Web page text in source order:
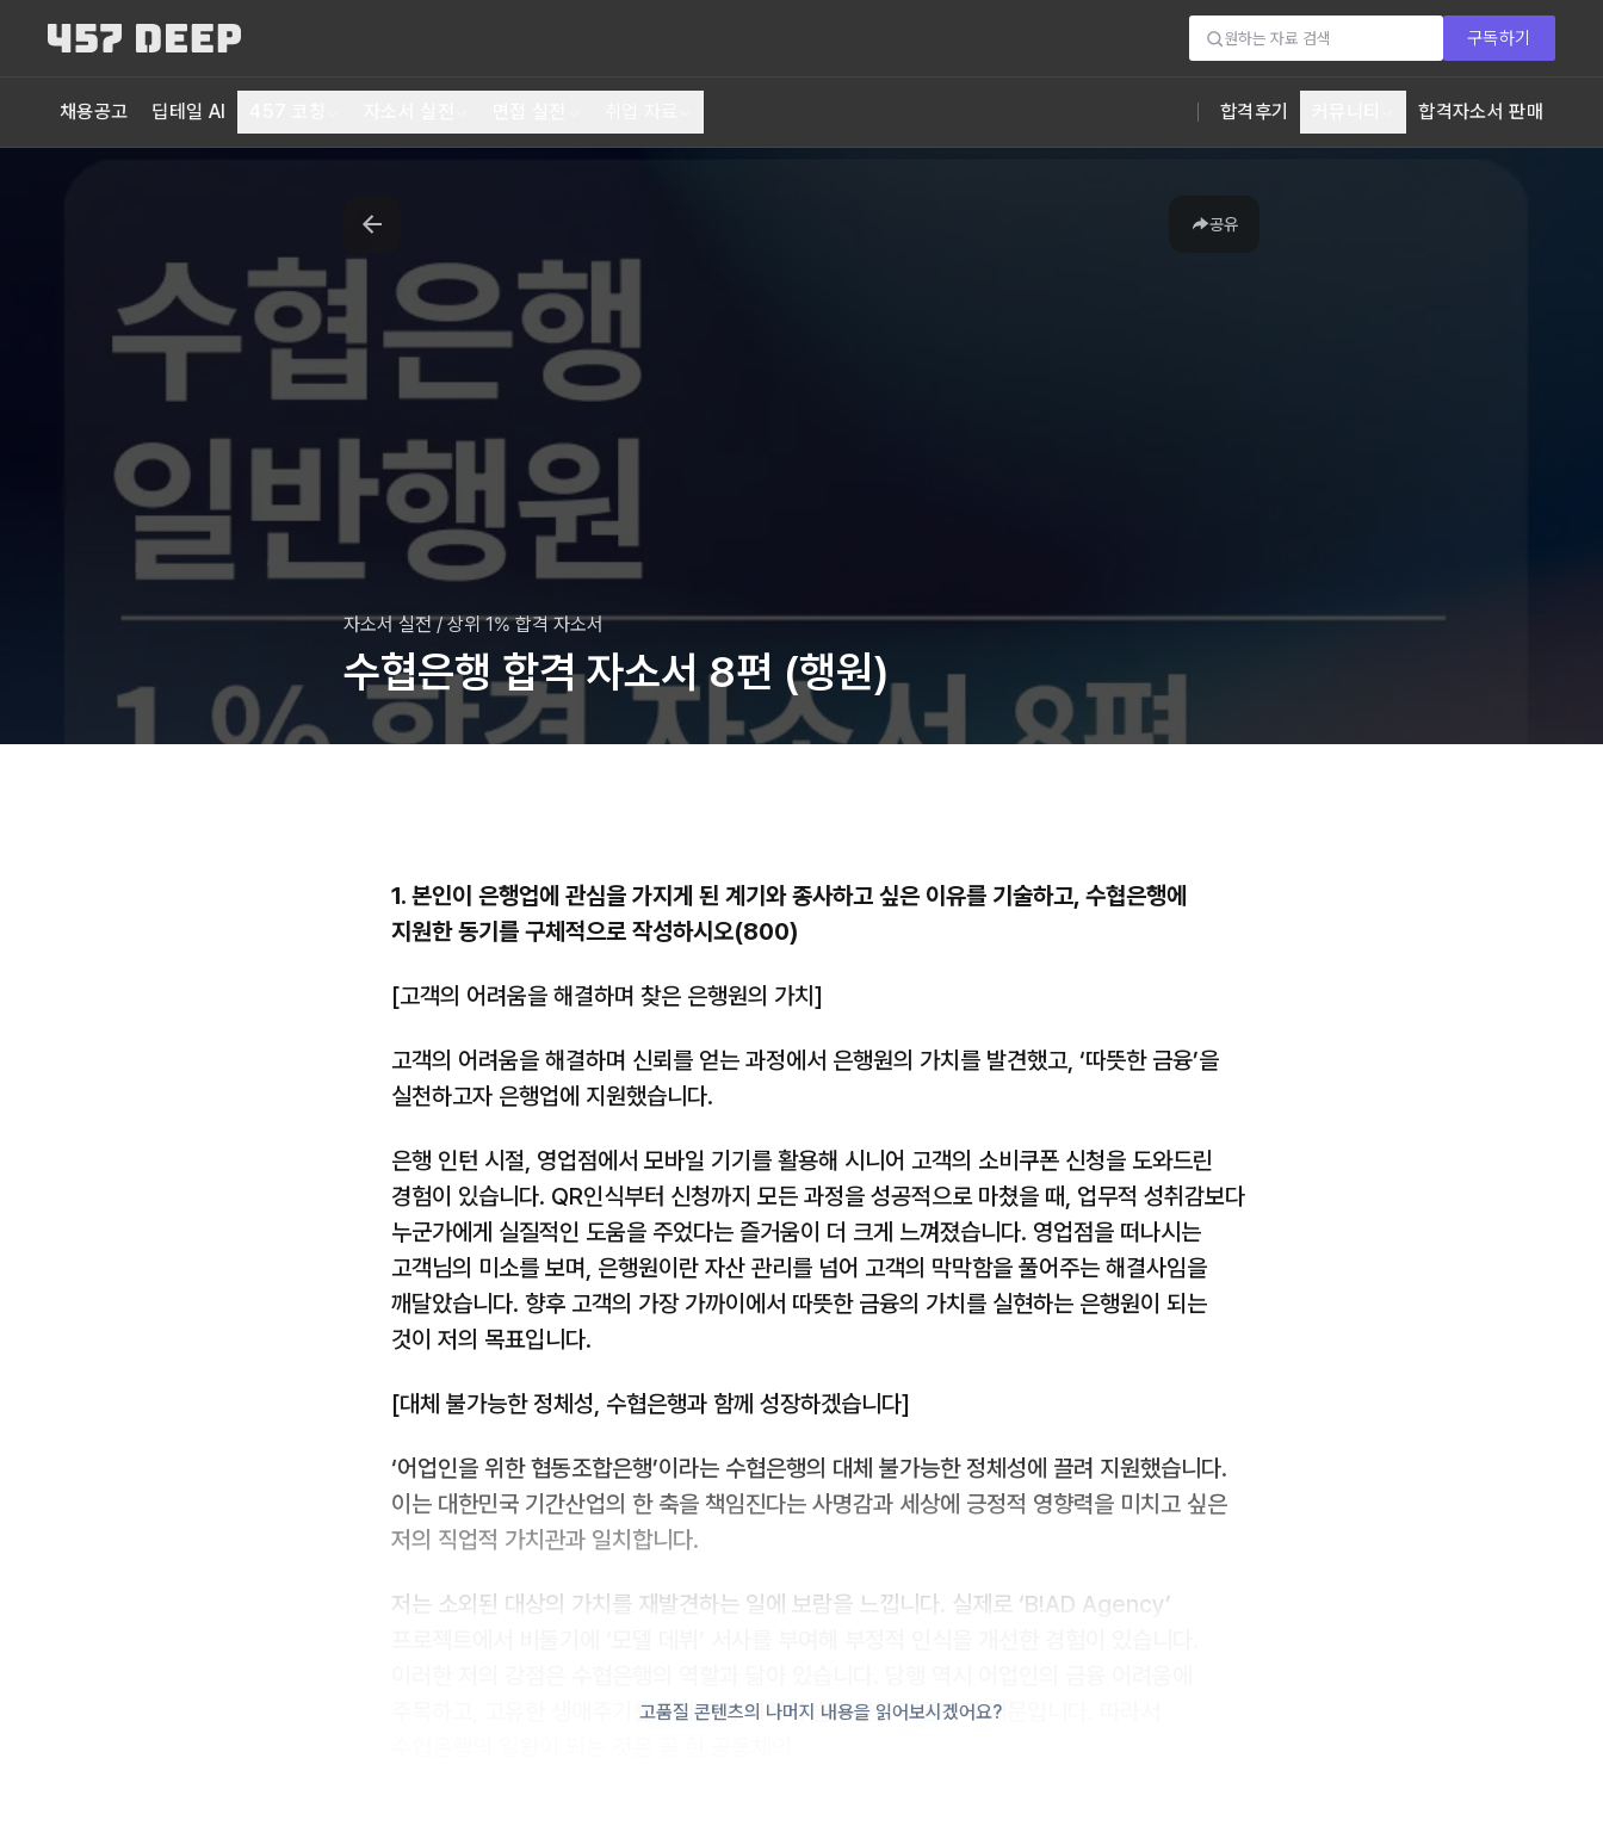
구독하기
채용공고 딥테일 AI 합격후기 합격자소서 판매
공유
자소서 실전/상위 1% 합격 자소서
수협은행 합격 자소서 8편 (행원)
1. 본인이 은행업에 관심을 가지게 된 계기와 종사하고 싶은 이유를 기술하고, 수협은행에
지원한 동기를 구체적으로 작성하시오(800)
[고객의 어려움을 해결하며 찾은 은행원의 가치]
고객의 어려움을 해결하며 신뢰를 얻는 과정에서 은행원의 가치를 발견했고, ‘따뜻한 금융’을
실천하고자 은행업에 지원했습니다.
은행 인턴 시절, 영업점에서 모바일 기기를 활용해 시니어 고객의 소비쿠폰 신청을 도와드린
경험이 있습니다. QR인식부터 신청까지 모든 과정을 성공적으로 마쳤을 때, 업무적 성취감보다
누군가에게 실질적인 도움을 주었다는 즐거움이 더 크게 느껴졌습니다. 영업점을 떠나시는
고객님의 미소를 보며, 은행원이란 자산 관리를 넘어 고객의 막막함을 풀어주는 해결사임을
깨달았습니다. 향후 고객의 가장 가까이에서 따뜻한 금융의 가치를 실현하는 은행원이 되는
것이 저의 목표입니다.
[대체 불가능한 정체성, 수협은행과 함께 성장하겠습니다]
‘어업인을 위한 협동조합은행’이라는 수협은행의 대체 불가능한 정체성에 끌려 지원했습니다.
이는 대한민국 기간산업의 한 축을 책임진다는 사명감과 세상에 긍정적 영향력을 미치고 싶은
저의 직업적 가치관과 일치합니다.
저는 소외된 대상의 가치를 재발견하는 일에 보람을 느낍니다. 실제로 ‘B!AD Agency’
주목하고, 고유한 생애주기를 이해하며 최적의 솔루션을 제공하기 때문입니다. 따라서
고품질 콘텐츠의 나머지 내용을 읽어보시겠어요?